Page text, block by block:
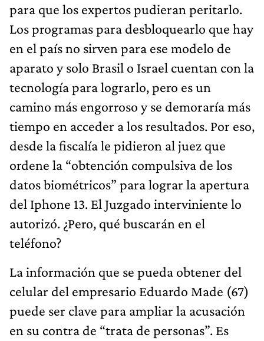
para que los expertos pudieran peritarlo.
Los programas para desbloquearlo que hay
en el país no sirven para ese modelo de
aparato y solo Brasil o Israel cuentan con la
tecnología para lograrlo, pero es un
camino más engorroso y se demoraría más
tiempo en acceder a los resultados. Por eso,
desde la fiscalía le pidieron al juez que
ordene la “obtención compulsiva de los
datos biométricos” para lograr la apertura
del Iphone 13. El Juzgado interviniente lo
autorizó. ¿Pero, qué buscarán en el
teléfono?
La información que se pueda obtener del
celular del empresario Eduardo Made (67)
puede ser clave para ampliar la acusación
en su contra de “trata de personas”. Es